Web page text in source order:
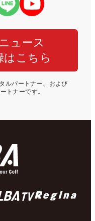
ュース
はこちら
ルパートナー、および
トナーです。